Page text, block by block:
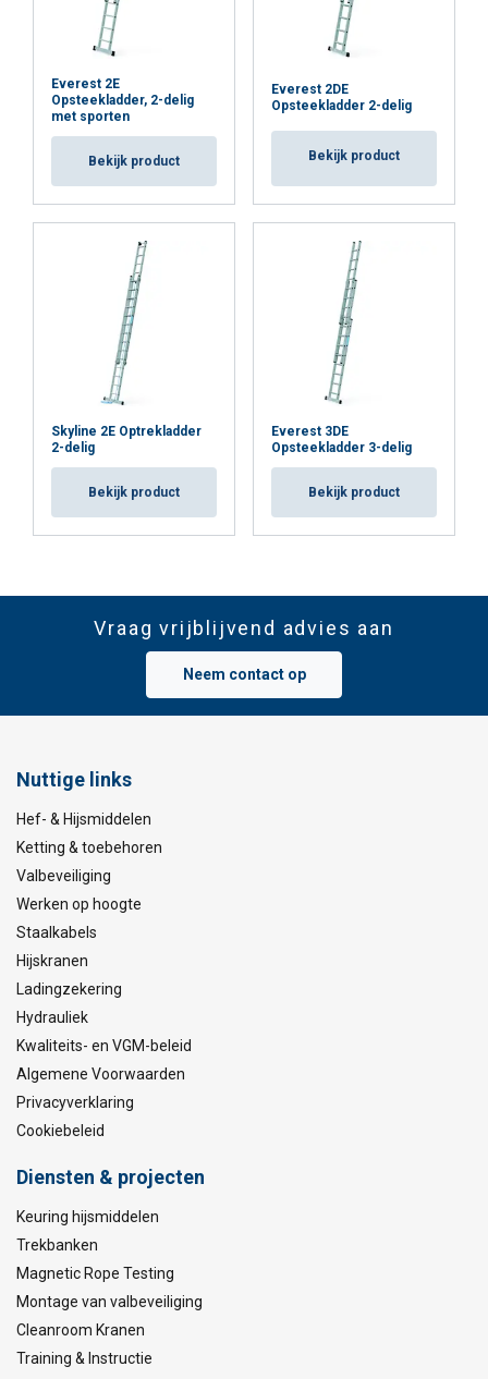
Everest 2E
Opsteekladder, 2-delig
met sporten
Bekijk product
Everest 2DE
Opsteekladder 2-delig
Bekijk product
Skyline 2E Optrekladder
2-delig
Bekijk product
Everest 3DE
Opsteekladder 3-delig
Bekijk product
Vraag vrijblijvend advies aan
Neem contact op
Nuttige links
Hef- & Hijsmiddelen
Ketting & toebehoren
Valbeveiliging
Werken op hoogte
Staalkabels
Hijskranen
Ladingzekering
Hydrauliek
Kwaliteits- en VGM-beleid
Algemene Voorwaarden
Privacyverklaring
Cookiebeleid
Diensten & projecten
Keuring hijsmiddelen
Trekbanken
Magnetic Rope Testing
Montage van valbeveiliging
Cleanroom Kranen
Training & Instructie